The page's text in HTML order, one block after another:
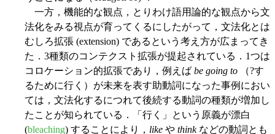
一方，機能的な観点，とりわけ語用論的な観点から文
法化をみる視点が育ってくるにしたがって，文法化とは
むしろ拡張 (extension) であるという考え方が広まってき
た．3種類のコンテクスト拡張が提起されている．1つは
コロケーション的拡張であり，例えば be going to （?す
るために行く）が未来を表す助動詞になった事例におい
ては，文法化するにつれて後続する動詞の種類が増加し
たことが知られている．「行く」という原義が漂白
(bleaching) することにより， like や thinkなどの動詞とも